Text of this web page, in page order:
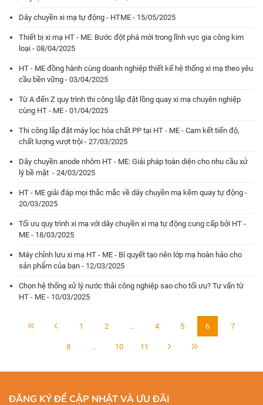
Dây chuyền xi mạ tự động - HTME - 15/05/2025
Thiết bị xi mạ HT - ME: Bước đột phá mới trong lĩnh vực gia công kim
loại - 08/04/2025
HT - ME đồng hành cùng doanh nghiệp thiết kế hệ thống xi mạ theo yêu
cầu bền vững - 03/04/2025
Từ A đến Z quy trình thi công lắp đặt lồng quay xi mạ chuyên nghiệp
cùng HT - ME - 01/04/2025
Thi công lắp đặt máy lọc hóa chất PP tại HT - ME - Cam kết tiến độ,
chất lượng vượt trội - 27/03/2025
Dây chuyền anode nhôm HT - ME: Giải pháp toàn diện cho nhu cầu xử
lý bề mặt - 24/03/2025
HT - ME giải đáp mọi thắc mắc về dây chuyền mạ kẽm quay tự động -
20/03/2025
Tối ưu quy trình xi mạ với dây chuyền xi mạ tự động cung cấp bởi HT -
ME - 18/03/2025
Máy chỉnh lưu xi mạ HT - ME - Bí quyết tạo nên lớp mạ hoàn hảo cho
sản phẩm của bạn - 12/03/2025
Chọn hệ thống xử lý nước thải công nghiệp sao cho tối ưu? Tư vấn từ
HT - ME - 10/03/2025
1 2 ... 4 5 6 7
8 ... 10 11
ĐĂNG KÝ ĐỂ CẬP NHẬT VÀ ƯU ĐÃI